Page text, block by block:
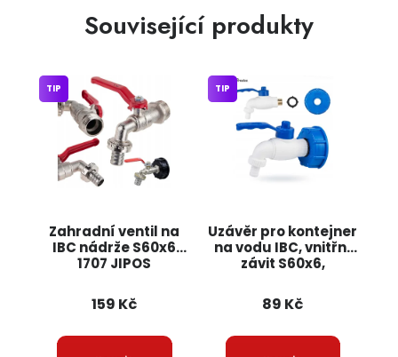
Související produkty
Zahradní ventil na
IBC nádrže S60x6
1707 JIPOS
TIP
159 Kč
Uzávěr pro kontejner
na vodu IBC, vnitřní
závit S60x6,
ocelovým závitem
1/2" a těsněním
TIP
89 Kč